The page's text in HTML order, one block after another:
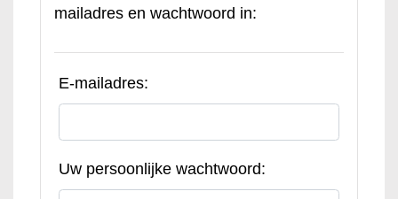
mailadres en wachtwoord in:
E-mailadres:
Uw persoonlijke wachtwoord: